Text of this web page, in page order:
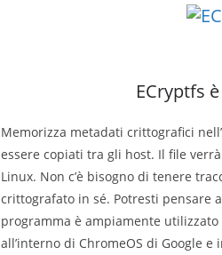
ECryptfs
Memorizza metadati crittografici
essere copiati tra gli host. Il file
Linux. Non c’è bisogno di tenere
crittografato in sé. Potresti pensare
programma è ampiamente
all’interno di ChromeOS di Google